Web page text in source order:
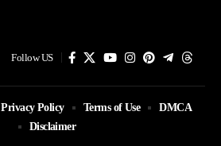
Follow US
Privacy Policy Terms of Use
DMCA
Disclaimer